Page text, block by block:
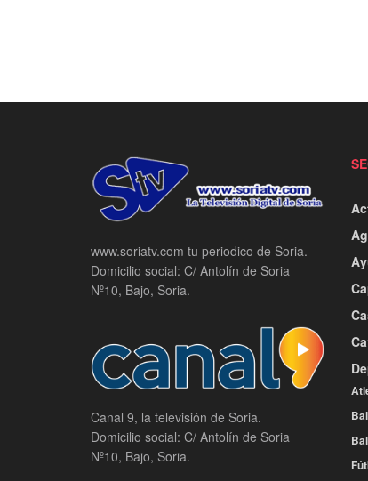
www.soriatv.com tu periodico de Soria.
Domicilio social: C/ Antolín de Soria
Nº10, Bajo, Soria.
Canal 9, la televisión de Soria.
Domicilio social: C/ Antolín de Soria
Nº10, Bajo, Soria.